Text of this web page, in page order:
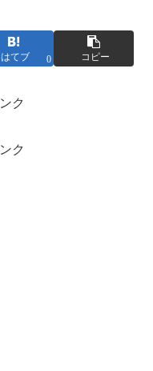
はてブ 0 コピー
ク
ク